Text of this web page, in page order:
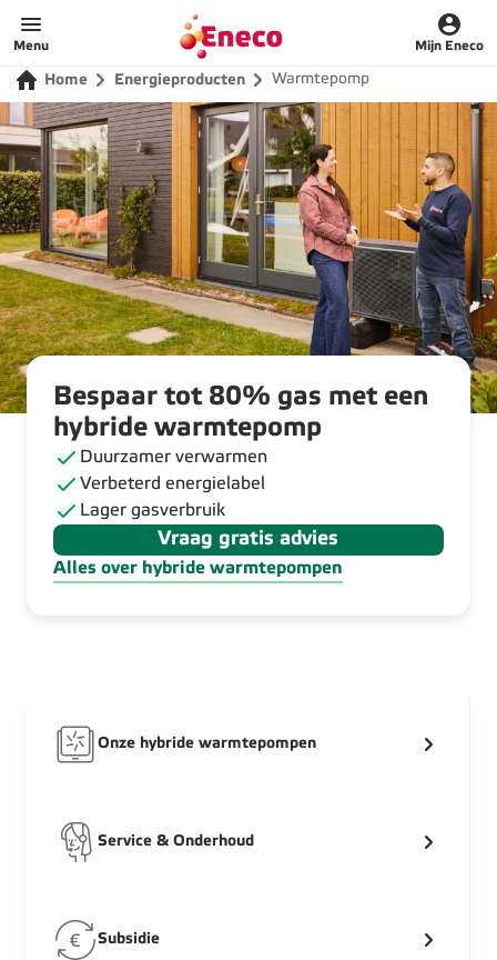
Menu
Home
Mijn Eneco
Home Energieproducten Warmtepomp
Bespaar tot 80% gas met een
hybride warmtepomp
Duurzamer verwarmen
Verbeterd energielabel
Lager gasverbruik
Vraag gratis advies
Alles over hybride warmtepompen
Onze hybride warmtepompen
Service & Onderhoud
Subsidie